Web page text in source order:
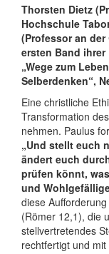
Thorsten Dietz
Hochschule
(Professor an
ersten Band
„Wege zum
Selberdenken“,
Eine christliche
Transformation
nehmen. Paulus
„Und stellt euch
ändert euch
prüfen könnt,
und
diese
(Römer 12,1), die
stellvertretendes
rechtfertigt und